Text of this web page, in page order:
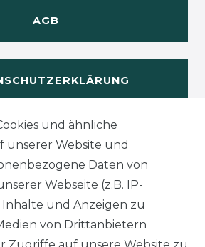
AGB
KONTAKT
und ähnliche
unserer Website und
Daten von
Webseite (z.B. IP-
Inhalte und Anzeigen zu
von Drittanbietern